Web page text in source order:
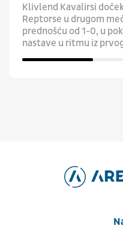
Klivlend Kavalirsi
Reptorse u drugom
prednošću od 1-0, u
nastave u ritmu iz